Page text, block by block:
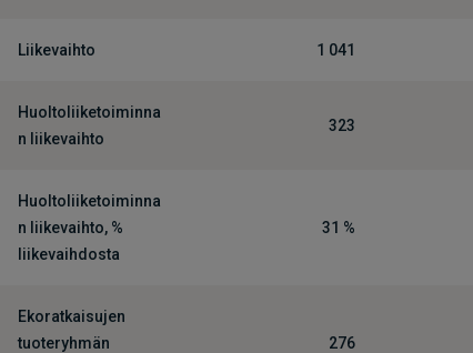
Liikevaihto 1 041
Huoltoliiketoiminna
n liikevaihto
323
Huoltoliiketoiminna
n liikevaihto, %
liikevaihdosta
31 %
Ekoratkaisujen
tuoteryhmän
276